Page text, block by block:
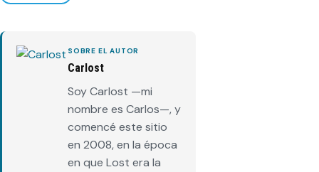
SOBRE EL AUTOR
Carlost
Soy Carlost —mi
nombre es Carlos—, y
comencé este sitio
en 2008, en la época
en que Lost era la